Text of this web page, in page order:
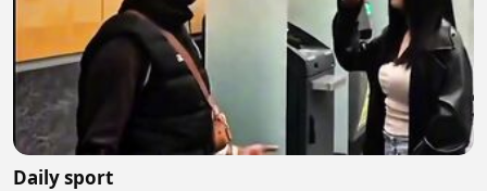
Daily sport